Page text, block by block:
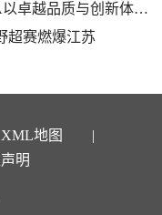
新体验打造户外生活新范式
超赛燃爆江苏
XML地图
明